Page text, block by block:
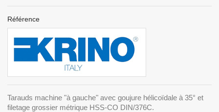
Référence
Tarauds machine "à gauche" avec goujure hélicoïdale à 35° et
filetage grossier métrique HSS-CO DIN/376C.